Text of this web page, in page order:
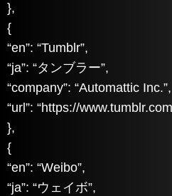
},
{
“en”: “Tumblr”,
“ja”: “タンブラー”,
“company”: “Automattic Inc.”,
“url”: “https://
},
{
“en”: “Weibo”,
“ja”: “ウェイボ”,